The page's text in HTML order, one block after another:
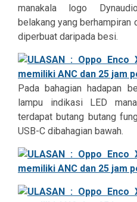
manakala logo
belakang yang berhampiran
diperbuat daripada besi.
Pada bahagian hadapan
lampu indikasi LED
terdapat butang butang
USB-C dibahagian bawah.